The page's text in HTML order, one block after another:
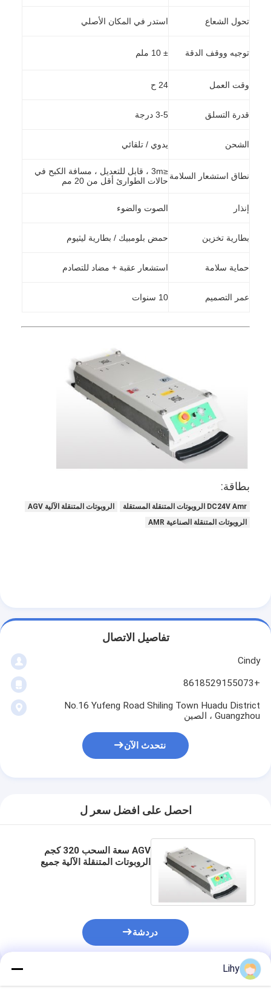
المنتجات
حولنا
جولة في المصنع
مراقبة الجودة
اتصل بنا
نتحدث الآن
نظام ناقل الكرتون
أنظمة فرز الناقل
WMS WCS
مركبة موجهة بالسكك الحديدية
عمرو الروبوتات المتنقلة المستقلة
تحول الشعاع استدر في المكان الأصلي
توجيه ووقف الدقة ± 10 ملم
وقت العمل 24 ح
قدرة التسلق 3-5 درجة
الشحن يدوي / تلقائي
نطاق استشعار السلامة
≤3m ، قابل للتعديل ، مسافة الكبح في
حالات الطوارئ أقل من 20 مم
إنذار الصوت والضوء
بطارية تخزين حمض بلومبيك / بطارية ليثيوم
حماية سلامة استشعار عقبة + مضاد للتصادم
عمر التصميم 10 سنوات
بطاقة:
DC24V Amr الروبوتات المتنقلة المستقلة
الروبوتات المتنقلة الآلية AGV
الروبوتات المتنقلة الصناعية AMR
تفاصيل الاتصال
Cindy
+8618529155073
No.16 Yufeng Road Shiling Town Huadu District
Guangzhou ، الصين
نتحدث الآن
احصل على افضل سعر ل
AGV سعة السحب 320 كجم
الروبوتات المتنقلة الآلية جميع
دردشة
المنتجات الموصى بها
Lihy